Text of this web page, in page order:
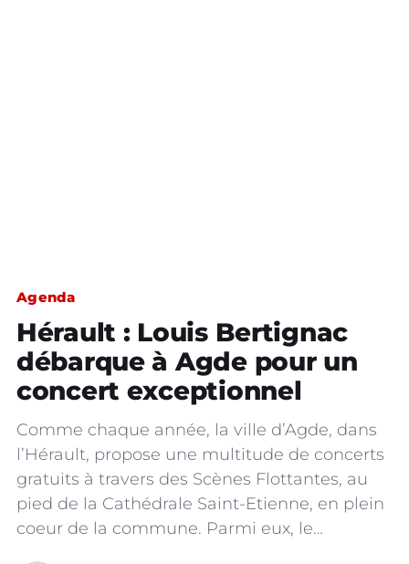
Agenda
Hérault : Louis Bertignac
débarque à Agde pour un
concert exceptionnel
Comme chaque année, la ville d’Agde, dans
l’Hérault, propose une multitude de concerts
gratuits à travers des Scènes Flottantes, au
pied de la Cathédrale Saint-Etienne, en plein
coeur de la commune. Parmi eux, le…